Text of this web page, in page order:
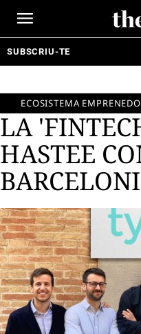
SUBSCRIU-TE
ECOSISTEMA
LA
HASTEE